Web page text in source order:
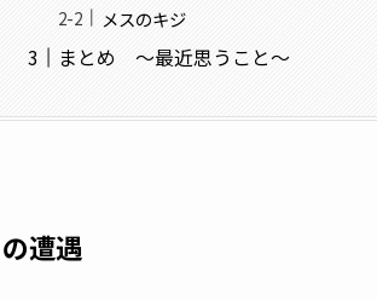
メスのキジ
まとめ ～最近思うこと～
遭遇